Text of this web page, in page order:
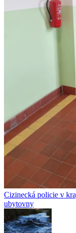
Cizinecká policie v
ubytovny